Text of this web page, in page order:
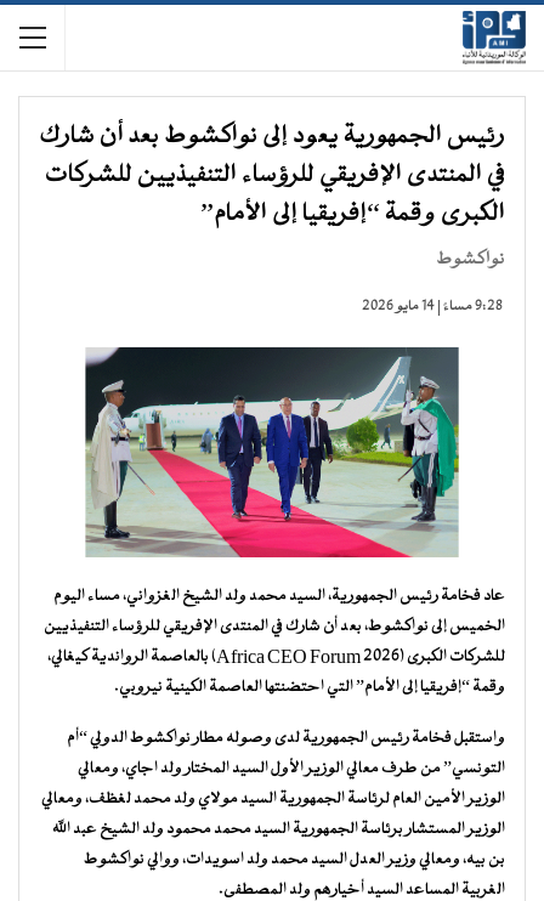
رئيس الجمهورية يعود إلى نواكشوط بعد أن شارك
في المنتدى الإفريقي للرؤساء التنفيذيين للشركات
الكبرى وقمة “إفريقيا إلى الأمام”
نواكشوط
9:28 مساءً | 14 مايو 2026
عاد فخامة رئيس الجمهورية، السيد محمد ولد الشيخ الغزواني، مساء اليوم
الخميس إلى نواكشوط، بعد أن شارك في المنتدى الإفريقي للرؤساء التنفيذيين
للشركات الكبرى (Africa CEO Forum 2026) بالعاصمة الرواندية كيغالي،
وقمة “إفريقيا إلى الأمام” التي احتضنتها العاصمة الكينية نيروبي.
واستقبل فخامة رئيس الجمهورية لدى وصوله مطار نواكشوط الدولي “أم
التونسي” من طرف معالي الوزير الأول السيد المختار ولد اجاي، ومعالي
الوزير الأمين العام لرئاسة الجمهورية السيد مولاي ولد محمد لغظف، ومعالي
الوزير المستشار برئاسة الجمهورية السيد محمد محمود ولد الشيخ عبد الله
بن بيه، ومعالي وزير العدل السيد محمد ولد اسويدات، ووالي نواكشوط
الغربية المساعد السيد أخيارهم ولد المصطفى.